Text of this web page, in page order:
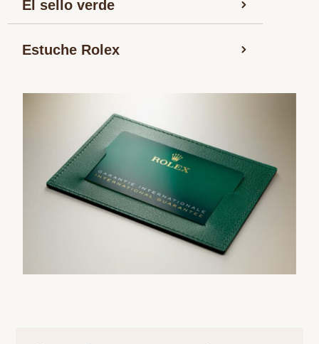
El sello verde
Estuche Rolex